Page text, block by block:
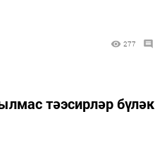
277
тәэсирләр бүләк